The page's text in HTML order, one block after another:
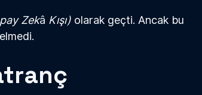
Zekâ Kışı) olarak geçti. Ancak bu